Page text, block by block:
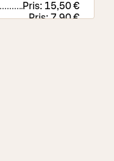
Pris: 15,50 €
Pris:7,90 €